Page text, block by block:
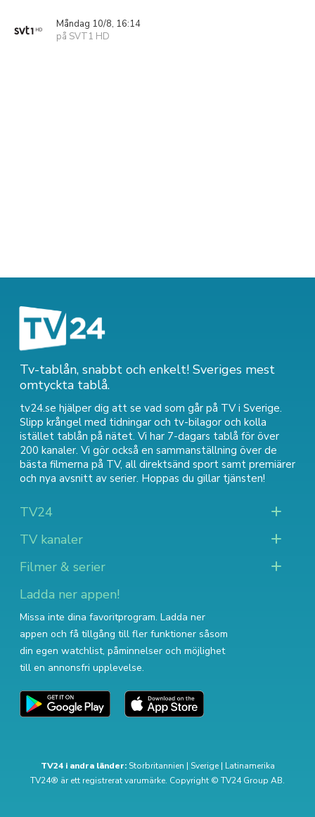
Måndag 10/8, 16:14
på SVT1 HD
Tv-tablån, snabbt och enkelt! Sveriges mest
omtyckta tablå.
tv24.se hjälper dig att se vad som går på TV i Sverige.
Slipp krångel med tidningar och tv-bilagor och kolla
istället tablån på nätet. Vi har 7-dagars tablå för över
200 kanaler. Vi gör också en sammanställning över de
bästa filmerna på TV, all direktsänd sport samt premiärer
och nya avsnitt av serier. Hoppas du gillar tjänsten!
TV24
TV kanaler
Filmer & serier
Ladda ner appen!
Missa inte dina favoritprogram. Ladda ner
appen och få tillgång till fler funktioner såsom
din egen watchlist, påminnelser och möjlighet
till en annonsfri upplevelse.
TV24 i andra länder: Storbritannien | Sverige| Latinamerika
TV24® är ett registrerat varumärke. Copyright © TV24 Group AB.